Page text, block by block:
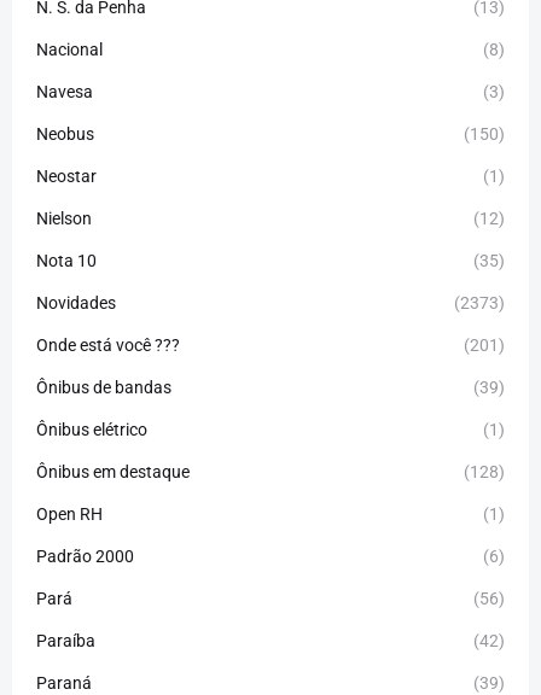
N. S. da Penha (13)
Nacional (8)
Navesa (3)
Neobus (150)
Neostar (1)
Nielson (12)
Nota 10 (35)
Novidades (2373)
Onde está você ??? (201)
Ônibus de bandas (39)
Ônibus elétrico (1)
Ônibus em destaque (128)
Open RH (1)
Padrão 2000 (6)
Pará (56)
Paraíba (42)
Paraná (39)